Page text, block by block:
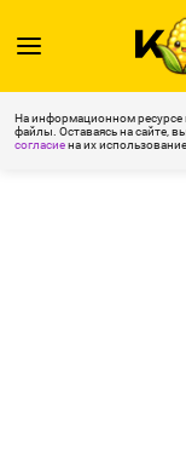
На информационном ресурсе
файлы. Оставаясь на сайте,
согласиена их использование.